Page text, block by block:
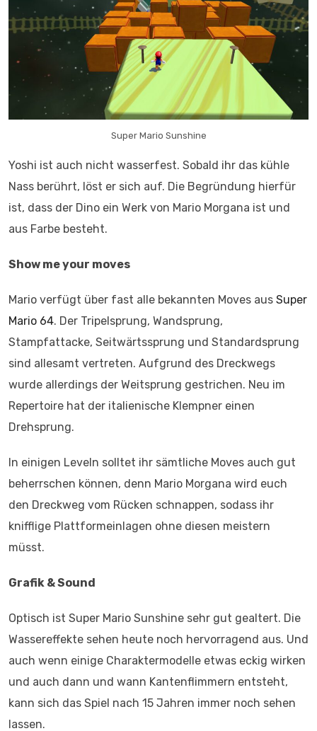
Super Mario Sunshine
Yoshi ist auch nicht wasserfest. Sobald ihr das kühle
Nass berührt, löst er sich auf. Die Begründung hierfür
ist, dass der Dino ein Werk von Mario Morgana ist und
aus Farbe besteht.
Show me your moves
Mario verfügt über fast alle bekannten Moves aus Super
Mario 64. Der Tripelsprung, Wandsprung,
Stampfattacke, Seitwärtssprung und Standardsprung
sind allesamt vertreten. Aufgrund des Dreckwegs
wurde allerdings der Weitsprung gestrichen. Neu im
Repertoire hat der italienische Klempner einen
Drehsprung.
In einigen Leveln solltet ihr sämtliche Moves auch gut
beherrschen können, denn Mario Morgana wird euch
den Dreckweg vom Rücken schnappen, sodass ihr
knifflige Plattformeinlagen ohne diesen meistern
müsst.
Grafik & Sound
Optisch ist Super Mario Sunshine sehr gut gealtert. Die
Wassereffekte sehen heute noch hervorragend aus. Und
auch wenn einige Charaktermodelle etwas eckig wirken
und auch dann und wann Kantenflimmern entsteht,
kann sich das Spiel nach 15 Jahren immer noch sehen
lassen.